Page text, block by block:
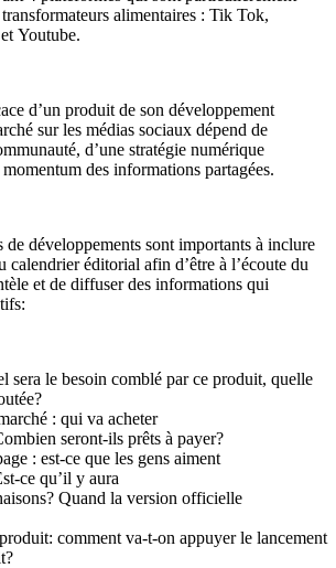
alimentaires : Tik Tok,
Youtube.
d’un produit de son développement
sur les médias sociaux dépend de
d’une stratégie numérique
des informations partagées.
de développements sont importants à inclure
calendrier éditorial afin d’être à l’écoute du
et de diffuser des informations qui
sera le besoin comblé par ce produit, quelle
: qui va acheter
seront-ils prêts à payer?
: est-ce que les gens aiment
ce qu’il y aura
Quand la version officielle
comment va-t-on appuyer le lancement